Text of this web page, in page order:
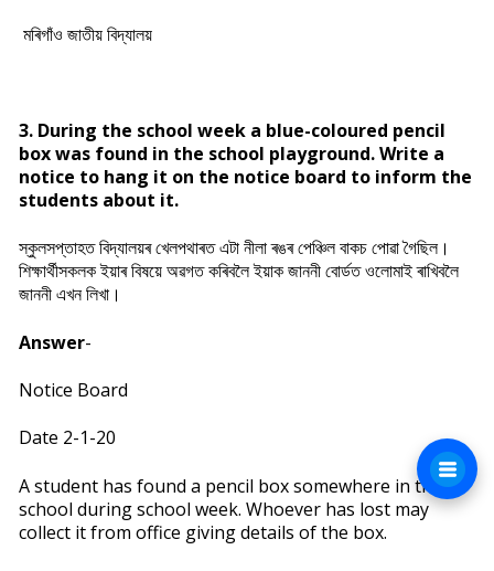
মৰিগাঁও জাতীয় বিদ্যালয়
3. During the school week a blue-coloured pencil
box was found in the school playground. Write a
notice to hang it on the notice board to inform the
students about it.
স্কুলসপ্তাহত বিদ্যালয়ৰ খেলপথাৰত এটা নীলা ৰঙৰ পেঞ্চিল বাকচ পোৱা গৈছিল।
শিক্ষাৰ্থীসকলক ইয়াৰ বিষয়ে অৱগত কৰিবলৈ ইয়াক জাননী বোৰ্ডত ওলোমাই ৰাখিবলৈ
জাননী এখন লিখা।
Answer-
Notice Board
Date 2-1-20
A student has found a pencil box somewhere in the
school during school week. Whoever has lost may
collect it from office giving details of the box.